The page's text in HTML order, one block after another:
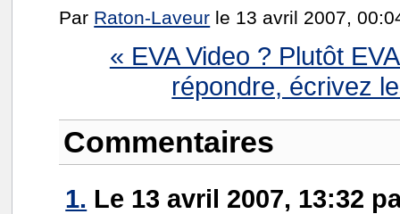
Par Raton-Laveur le 13 avril 2007,
« EVA Video ? Plutôt
répondre, écrivez
Commentaires
1. Le 13 avril 2007, 13:32